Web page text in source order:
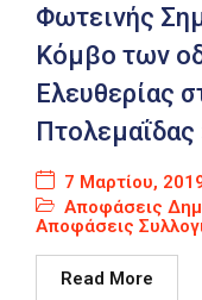
Φωτεινής
Κόμβο των
Ελευθερίας
Πτολεμαΐδας
7 Μαρτίου,
Αποφάσεις
Αποφάσεις
Read More